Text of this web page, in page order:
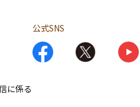
に係る
公式SNS